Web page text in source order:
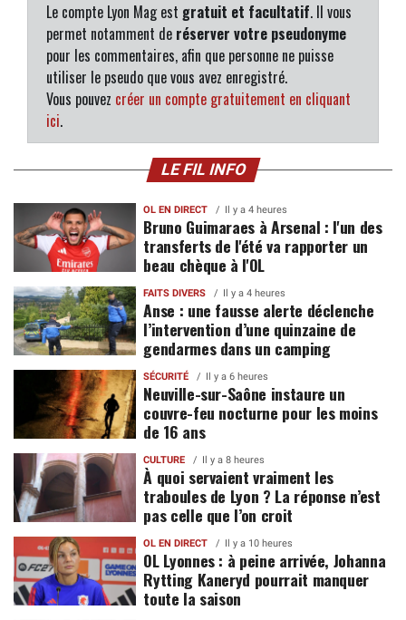
Le compte Lyon Mag est gratuit et facultatif. Il vous
permet notamment de réserver votre pseudonyme
pour les commentaires, afin que personne ne puisse
utiliser le pseudo que vous avez enregistré.
Vous pouvez créer un compte gratuitement en cliquant
ici.
LE FIL INFO
OL EN DIRECT Il y a 4 heures
Bruno Guimaraes à Arsenal : l'un des
transferts de l'été va rapporter un
beau chèque à l'OL
FAITS DIVERS Il y a 4 heures
Anse : une fausse alerte déclenche
l’intervention d’une quinzaine de
gendarmes dans un camping
SÉCURITÉ Il y a 6 heures
Neuville-sur-Saône instaure un
couvre-feu nocturne pour les moins
de 16 ans
CULTURE Il y a 8 heures
À quoi servaient vraiment les
traboules de Lyon ? La réponse n’est
pas celle que l’on croit
OL EN DIRECT Il y a 10 heures
OL Lyonnes : à peine arrivée, Johanna
Rytting Kaneryd pourrait manquer
toute la saison